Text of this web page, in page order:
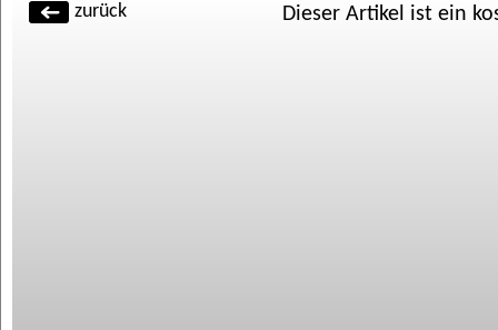
zurück Dieser Artikel ist ein